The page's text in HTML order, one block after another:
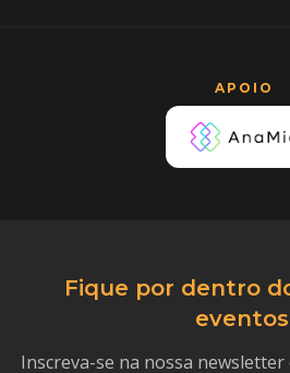
APOIO
Fique por dentro
Inscreva-se na nossa newsletter